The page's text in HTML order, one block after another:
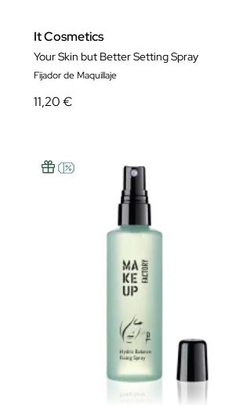
It Cosmetics
Your Skin but Better Setting Spray
Fijador de Maquillaje
11,20 €